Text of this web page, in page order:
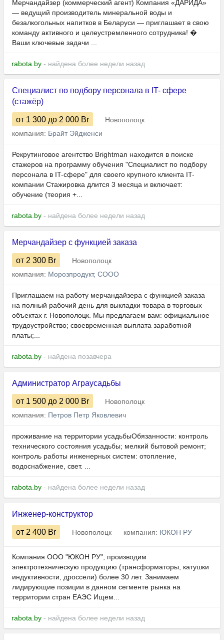
Мерчандайзер (коммерческий агент) Компания «ДАРИДА»
— ведущий производитель минеральной воды и
безалкогольных напитков в Беларуси — приглашает в свою
команду активного и целеустремленного сотрудника! �
Ваши ключевые задачи ...
rabota.by - найдена более недели назад
Специалист по подбору персонала в IT- сфере
(стажёр)
от 1 300 до 2 000 Br
Новополоцк
компания: Брайт Эйдженси
Рекрутинговое агентство Brightman находится в поиске
стажеров на программу обучения "Специалист по подбору
персонала в IT-сфере" для своего крупного клиента IT-
компании Стажировка длится 3 месяца и включает:
обучение (теория +...
rabota.by - найдена более недели назад
Мерчандайзер с функцией заказа
от 2 300 Br
Новополоцк
компания: Морозпродукт, СООО
Приглашаем на работу мерчандайзера с функцией заказа
на полный рабочий день для выкладки товара в торговых
объектах г. Новополоцк. Мы предлагаем вам: официальное
трудоустройство; своевременная выплата заработной
платы;...
rabota.by - найдена позавчера
Администратор Аграусадьбы
от 1 500 до 2 000 Br
Новополоцк
компания: Петров Петр Яковлевич
проживание на территории усадьбыОбязанности: контроль
технического состояния усадьбы; мелкий бытовой ремонт;
контроль работы инженерных систем: отопление,
водоснабжение, свет. ...
rabota.by - найдена более недели назад
Инженер-конструктор
от 2 400 Br Новополоцк компания: ЮКОН РУ
Компания ООО "ЮКОН РУ", производим
электротехническую продукцию (трансформаторы, катушки
индуктивности, дроссели) более 30 лет. Занимаем
лидирующие позиции в данном сегменте рынка на
территории стран ЕАЭС Ищем...
rabota.by - найдена более недели назад